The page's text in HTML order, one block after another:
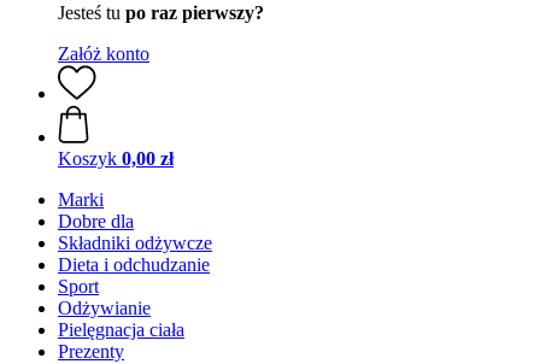
Jesteś tu po raz pierwszy?
Załóż konto
Koszyk 0,00 zł
Marki
Dobre dla
Składniki odżywcze
Dieta i odchudzanie
Sport
Odżywianie
Pielęgnacja ciała
Prezenty